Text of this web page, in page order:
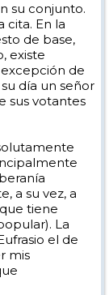
su conjunto.
cita. En la
de base,
existe
de
día un señor
sus votantes
a su vez, a
tiene
La
el de
mis